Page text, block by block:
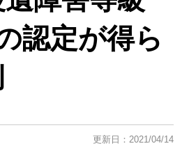
認定が得ら
更新日：2021/04/14